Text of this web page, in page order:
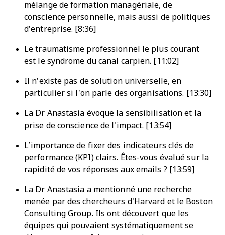
mélange de formation managériale, de
conscience personnelle, mais aussi de politiques
d’entreprise. [8:36]
Le traumatisme professionnel le plus courant
est le syndrome du canal carpien. [11:02]
Il n’existe pas de solution universelle, en
particulier si l’on parle des organisations. [13:30]
La Dr Anastasia évoque la sensibilisation et la
prise de conscience de l’impact. [13:54]
L’importance de fixer des indicateurs clés de
performance (KPI) clairs. Êtes-vous évalué sur la
rapidité de vos réponses aux emails ? [13:59]
La Dr Anastasia a mentionné une recherche
menée par des chercheurs d’Harvard et le Boston
Consulting Group. Ils ont découvert que les
équipes qui pouvaient systématiquement se